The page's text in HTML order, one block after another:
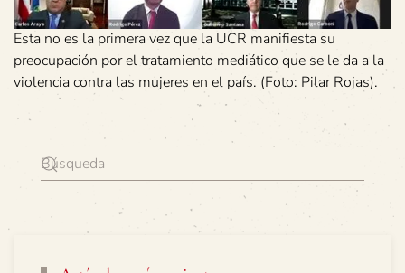
Esta no es la primera vez que la UCR manifiesta su
preocupación por el tratamiento mediático que se le da a la
violencia contra las mujeres en el país. (Foto: Pilar Rojas).